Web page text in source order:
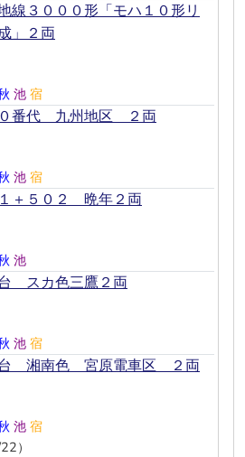
線３０００形「モハ１０形リ
」２両
池 宿
０番代 九州地区 ２両
池 宿
＋５０２ 晩年２両
池
スカ色三鷹２両
池 宿
湘南色 宮原電車区 ２両
池 宿
）